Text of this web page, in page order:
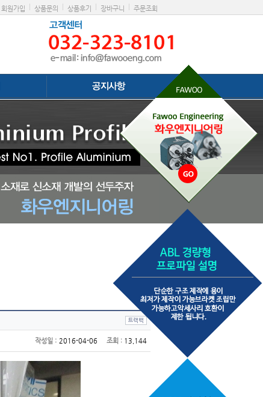
회원가입 상품문의 상품후기 장바구니 주문조회
작성일 : 2016-04-06 조회 : 13,144